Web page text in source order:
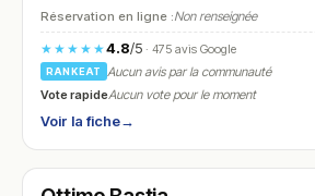
Réservation en ligne :Non renseignée
★★★★★4.8/5· 475 avis Google
RANKEAT
Aucun avis par la communauté
Vote rapideAucun vote pour le moment
Voir la fiche→